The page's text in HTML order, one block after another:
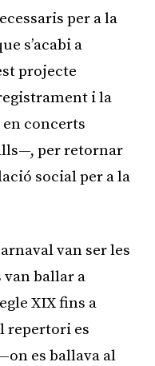
per a la
s’acabi a
projecte
i la
concerts
per retornar
social per a la
van ser les
van ballar a
XIX fins a
repertori es
es ballava al